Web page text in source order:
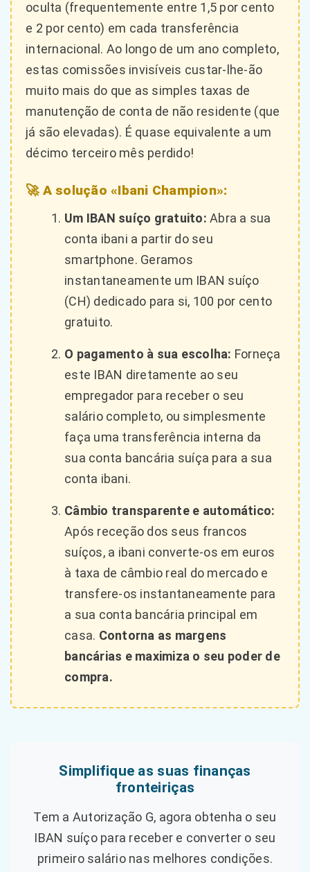
oculta (frequentemente entre 1,5 por cento
e 2 por cento) em cada transferência
internacional. Ao longo de um ano completo,
estas comissões invisíveis custar-lhe-ão
muito mais do que as simples taxas de
manutenção de conta de não residente (que
já são elevadas). É quase equivalente a um
décimo terceiro mês perdido!
🚀 A solução «Ibani Champion»:
Um IBAN suíço gratuito: Abra a sua
conta ibani a partir do seu
smartphone. Geramos
instantaneamente um IBAN suíço
(CH) dedicado para si, 100 por cento
gratuito.
O pagamento à sua escolha: Forneça
este IBAN diretamente ao seu
empregador para receber o seu
salário completo, ou simplesmente
faça uma transferência interna da
sua conta bancária suíça para a sua
conta ibani.
Câmbio transparente e automático:
Após receção dos seus francos
suíços, a ibani converte-os em euros
à taxa de câmbio real do mercado e
transfere-os instantaneamente para
a sua conta bancária principal em
casa. Contorna as margens
bancárias e maximiza o seu poder de
compra.
Simplifique as suas finanças
fronteiriças
Tem a Autorização G, agora obtenha o seu
IBAN suíço para receber e converter o seu
primeiro salário nas melhores condições.